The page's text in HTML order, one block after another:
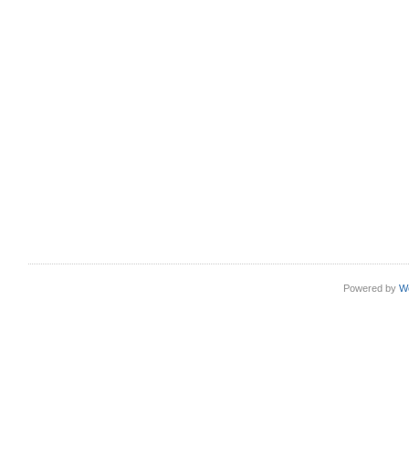
Powered by